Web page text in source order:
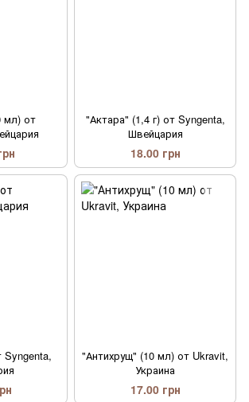
мл) от
"Актара" (1,4 г) от Syngenta,
Швейцария
18.00 грн
Syngenta,
"Антихрущ" (10 мл) от Ukravit,
Украина
17.00 грн